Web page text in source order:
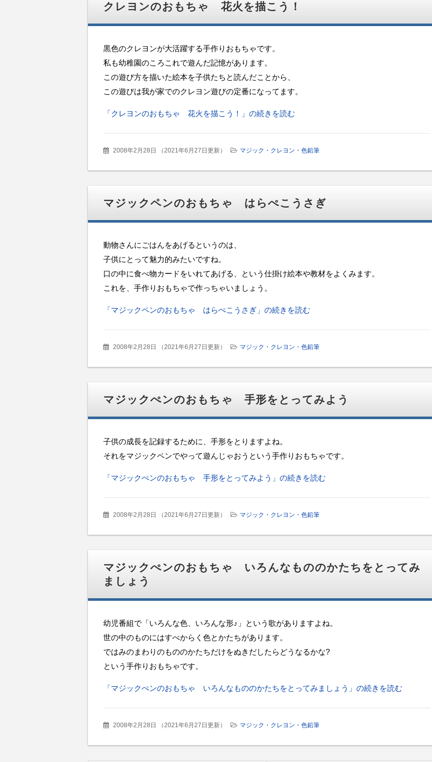
クレヨンのおもちゃ 花火を描こう！
黒色のクレヨンが大活躍する手作りおもちゃです。
私も幼稚園のころこれで遊んだ記憶があります。
この遊び方を描いた絵本を子供たちと読んだことから、
この遊びは我が家でのクレヨン遊びの定番になってます。
「クレヨンのおもちゃ 花火を描こう！」の続きを読む
2008年2月28日 （2021年6月27日更新） マジック・クレヨン・色鉛筆
マジックペンのおもちゃ はらぺこうさぎ
動物さんにごはんをあげるというのは、
子供にとって魅力的みたいですね。
口の中に食べ物カードをいれてあげる、という仕掛け絵本や教材をよくみます。
これを、手作りおもちゃで作っちゃいましょう。
「マジックペンのおもちゃ はらぺこうさぎ」の続きを読む
2008年2月28日 （2021年6月27日更新） マジック・クレヨン・色鉛筆
マジックぺンのおもちゃ 手形をとってみよう
子供の成長を記録するために、手形をとりますよね。
それをマジックペンでやって遊んじゃおうという手作りおもちゃです。
「マジックぺンのおもちゃ 手形をとってみよう」の続きを読む
2008年2月28日 （2021年6月27日更新） マジック・クレヨン・色鉛筆
マジックぺンのおもちゃ いろんなもののかたちをとってみ
ましょう
幼児番組で「いろんな色、いろんな形♪」という歌がありますよね。
世の中のものにはすべからく色とかたちがあります。
ではみのまわりのもののかたちだけをぬきだしたらどうなるかな?
という手作りおもちゃです。
「マジックぺンのおもちゃ いろんなもののかたちをとってみましょう」の続きを読む
2008年2月28日 （2021年6月27日更新） マジック・クレヨン・色鉛筆